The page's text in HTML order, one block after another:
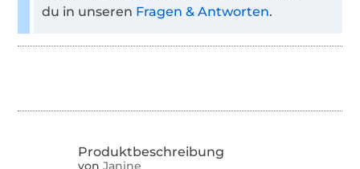
du in unseren Fragen & Antworten.
von Janine